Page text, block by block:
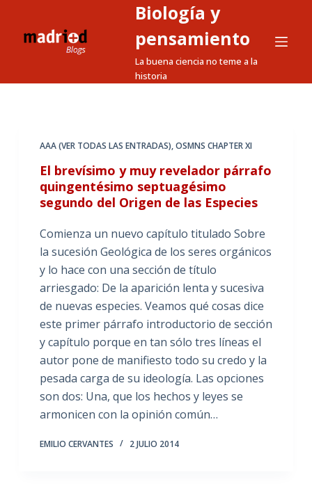
a
Biología y
pensamiento
La buena ciencia no teme a la
historia
AAA (VER TODAS LAS ENTRADAS),OSMNS CHAPTER XI
El brevísimo y muy revelador párrafo
quingentésimo septuagésimo
segundo del Origen de las Especies
Comienza un nuevo capítulo titulado Sobre
la sucesión Geológica de los seres orgánicos
y lo hace con una sección de título
arriesgado: De la aparición lenta y sucesiva
de nuevas especies. Veamos qué cosas dice
este primer párrafo introductorio de sección
y capítulo porque en tan sólo tres líneas el
autor pone de manifiesto todo su credo y la
pesada carga de su ideología. Las opciones
son dos: Una, que los hechos y leyes se
armonicen con la opinión común…
EMILIO CERVANTES 2 JULIO 2014